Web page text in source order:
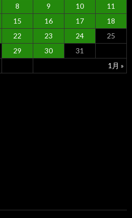
1月 »
8 9 10
11
15 16 17
18
22 23 24
25
29 30 31